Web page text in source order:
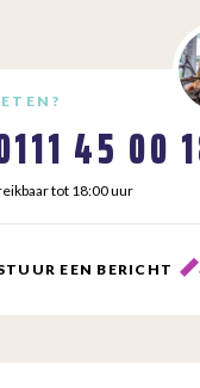
45 00
tot 18:00 uur
EEN BERICHT